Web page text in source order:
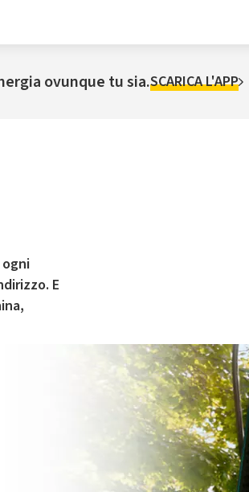
ovunque tu sia.SCARICA L'APP
E
è gestito da Plenitude On The Road